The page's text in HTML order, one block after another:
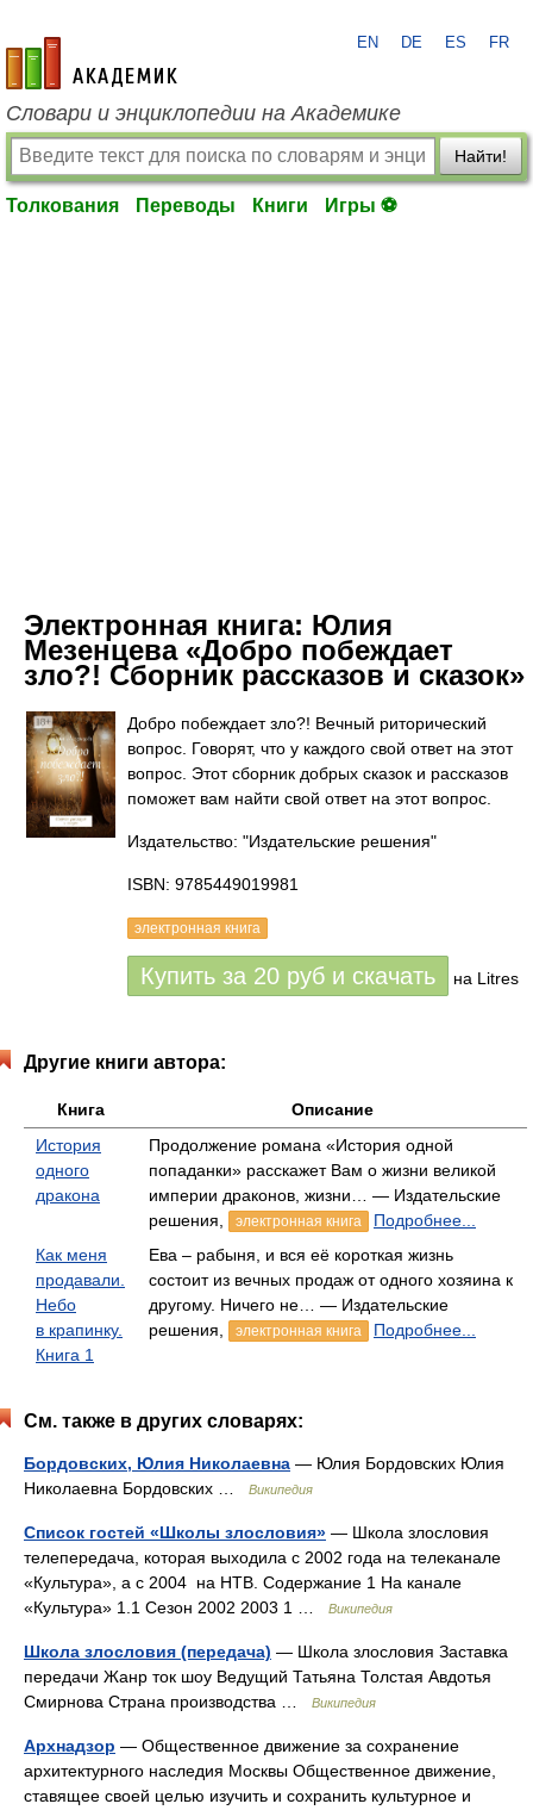
academic.ru
EN DE ES FR
Словари и энциклопедии на Академике
Найти!
Толкования Переводы Книги Игры ⚽
Электронная книга: Юлия
Мезенцева «Добро побеждает
зло?! Сборник рассказов и сказок»
Добро побеждает зло?! Вечный риторический
вопрос. Говорят, что у каждого свой ответ на этот
вопрос. Этот сборник добрых сказок и рассказов
поможет вам найти свой ответ на этот вопрос.
Издательство: "Издательские решения"
ISBN: 9785449019981
электронная книга
Купить за 20 руб и скачать на Litres
Другие книги автора:
Книга
Описание
История
одного
дракона
Продолжение романа «История одной
попаданки» расскажет Вам о жизни великой
империи драконов, жизни… — Издательские
решения,
электронная книга
Подробнее...
Как меня
продавали.
Небо
в крапинку.
Книга 1
Ева – рабыня, и вся её короткая жизнь
состоит из вечных продаж от одного хозяина к
другому. Ничего не… — Издательские
решения,
электронная книга Подробнее...
См. также в других словарях:
Бордовских, Юлия Николаевна — Юлия Бордовских Юлия
Николаевна Бордовских …
Википедия
Список гостей «Школы злословия» — Школа злословия
телепередача, которая выходила с 2002 года на телеканале
«Культура», а с 2004 на НТВ. Содержание 1 На канале
«Культура» 1.1 Сезон 2002 2003 1 …
Википедия
Школа злословия (передача) — Школа злословия Заставка
передачи Жанр ток шоу Ведущий Татьяна Толстая Авдотья
Смирнова Страна производства …
Википедия
Архнадзор — Общественное движение за сохранение
архитектурного наследия Москвы Общественное движение,
ставящее своей целью изучить и сохранить культурное и